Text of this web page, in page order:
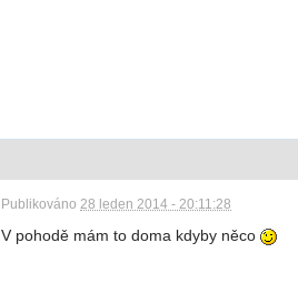
Publikováno28 leden 2014 - 20:11:28
V pohodě mám to doma kdyby něco